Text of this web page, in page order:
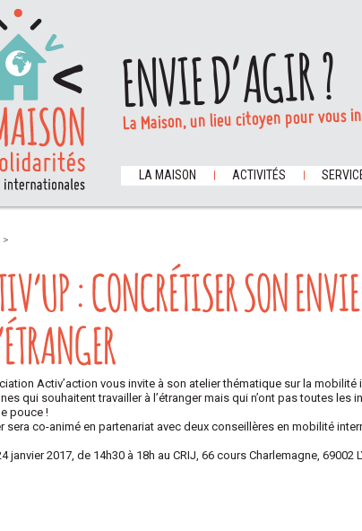
ENVIE D’AGIR ?
La Maison, un lieu citoyen pour
LA MAISON ACTIVITÉS
>
: CONCRÉTISER SON
Activ’action vous invite à son atelier thématique sur la mobilité
qui souhaitent travailler à l’étranger mais qui n’ont pas toutes les
pouce !
sera co-animé en partenariat avec deux conseillères en mobilité
janvier 2017, de 14h30 à 18h au CRIJ, 66 cours Charlemagne, 69002